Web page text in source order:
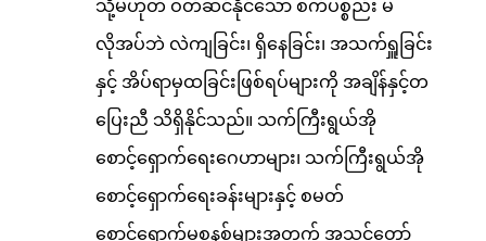
သို့မဟုတ် ဝတ်ဆင်နိုင်သော စက်ပစ္စည်း မ
လိုအပ်ဘဲ လဲကျခြင်း၊ ရှိနေခြင်း၊ အသက်ရှူခြင်း
နှင့် အိပ်ရာမှထခြင်းဖြစ်ရပ်များကို အချိန်နှင့်တ
ပြေးညီ သိရှိနိုင်သည်။ သက်ကြီးရွယ်အို
စောင့်ရှောက်ရေးဂေဟာများ၊ သက်ကြီးရွယ်အို
စောင့်ရှောက်ရေးခန်းများနှင့် စမတ်
စောင့်ရှောက်မှုစနစ်များအတွက် အသင့်တော်